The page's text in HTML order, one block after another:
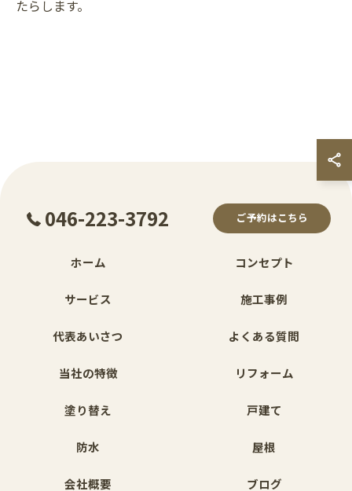
たらします。
046-223-3792 ご予約はこちら
ホーム コンセプト
サービス 施工事例
代表あいさつ よくある質問
当社の特徴 リフォーム
塗り替え 戸建て
防水 屋根
会社概要 ブログ